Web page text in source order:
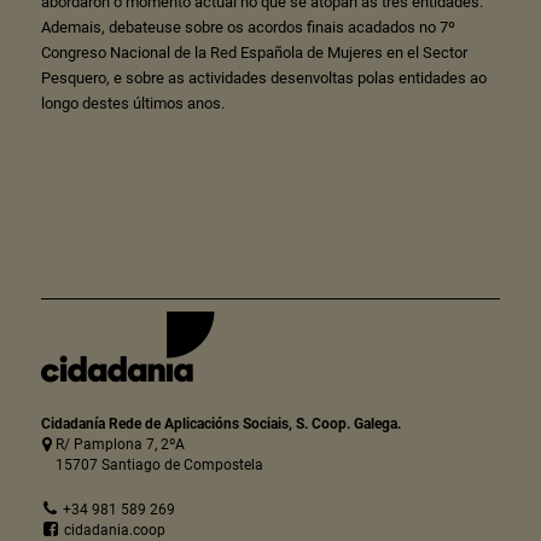
Ademais, debateuse sobre os acordos finais acadados no 7º
Congreso Nacional de la Red Española de Mujeres en el Sector
Pesquero, e sobre as actividades desenvoltas polas entidades ao
longo destes últimos anos.
Cidadanía Rede de Aplicacións Sociais, S. Coop. Galega.
R/ Pamplona 7, 2ºA
15707 Santiago de Compostela
+34 981 589 269
cidadania.coop